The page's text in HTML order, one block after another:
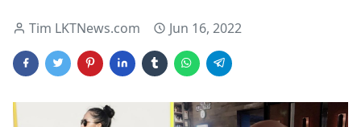
Tim LKTNews.com Jun 16, 2022